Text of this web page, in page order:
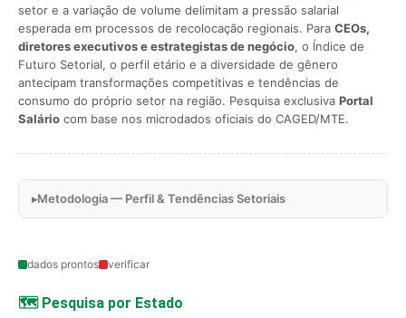
setor e a variação de volume delimitam a pressão salarial
esperada em processos de recolocação regionais. Para CEOs,
diretores executivos e estrategistas de negócio, o Índice de
Futuro Setorial, o perfil etário e a diversidade de gênero
antecipam transformações competitivas e tendências de
consumo do próprio setor na região. Pesquisa exclusiva Portal
Salário com base nos microdados oficiais do CAGED/MTE.
Metodologia — Perfil & Tendências Setoriais
dados prontos verificar
🗺️ Pesquisa por Estado